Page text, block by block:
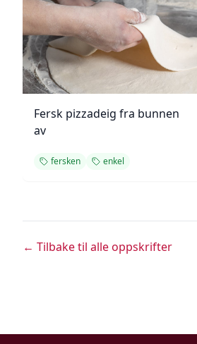
Fersk pizzadeig fra bunnen
av
fersken enkel
← Tilbake til alle oppskrifter